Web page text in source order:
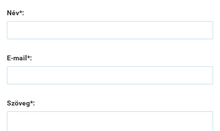
Név*:
E-mail*:
Szöveg*: